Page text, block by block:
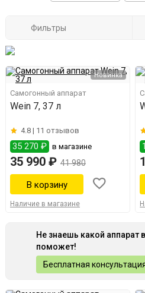
Фильтры
Новинка
Самогонный аппарат
Wein 7, 37 л
4.8 | 11 отзывов
35 270 ₽ в магазине
35 990 ₽ 41 980
Наличие в магазине
Не знаешь какой аппарат
поможет!
Бесплатная